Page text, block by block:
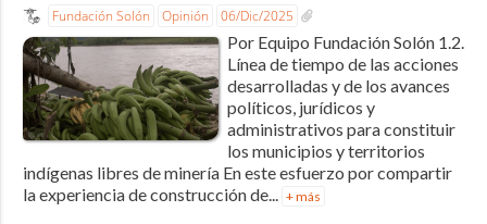
Fundación Solón Opinión 06/Dic/2025
Por Equipo Fundación Solón 1.2.
Línea de tiempo de las acciones
desarrolladas y de los avances
políticos, jurídicos y
administrativos para constituir
los municipios y territorios
indígenas libres de minería En este esfuerzo por compartir
la experiencia de construcción de... + más